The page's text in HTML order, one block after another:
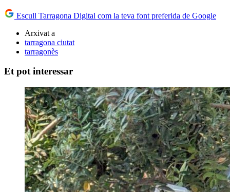
Escull Tarragona Digital com la teva font preferida de Google
Arxivat a
tarragona ciutat
tarragonès
Et pot interessar